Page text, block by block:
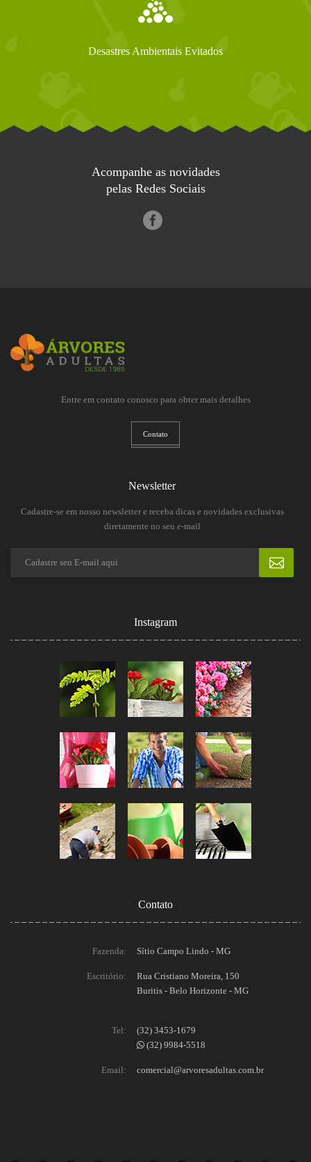
Desastres Ambientais Evitados
Acompanhe as novidades
pelas Redes Sociais
Entre em contato conosco para obter mais detalhes
Contato
Newsletter
Cadastre-se em nosso newsletter e receba dicas e novidades exclusivas
diretamente no seu e-mail
Instagram
Contato
Fazenda: Sítio Campo Lindo - MG
Escritório:
Rua Cristiano Moreira, 150
Buritis - Belo Horizonte - MG
Tel:
(32) 3453-1679
(32) 9984-5518
Email: comercial@arvoresadultas.com.br